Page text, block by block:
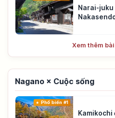
Narai-juku
Xem thêm
Nagano × Cuộc sống
Phổ biến #1
Kamikochi